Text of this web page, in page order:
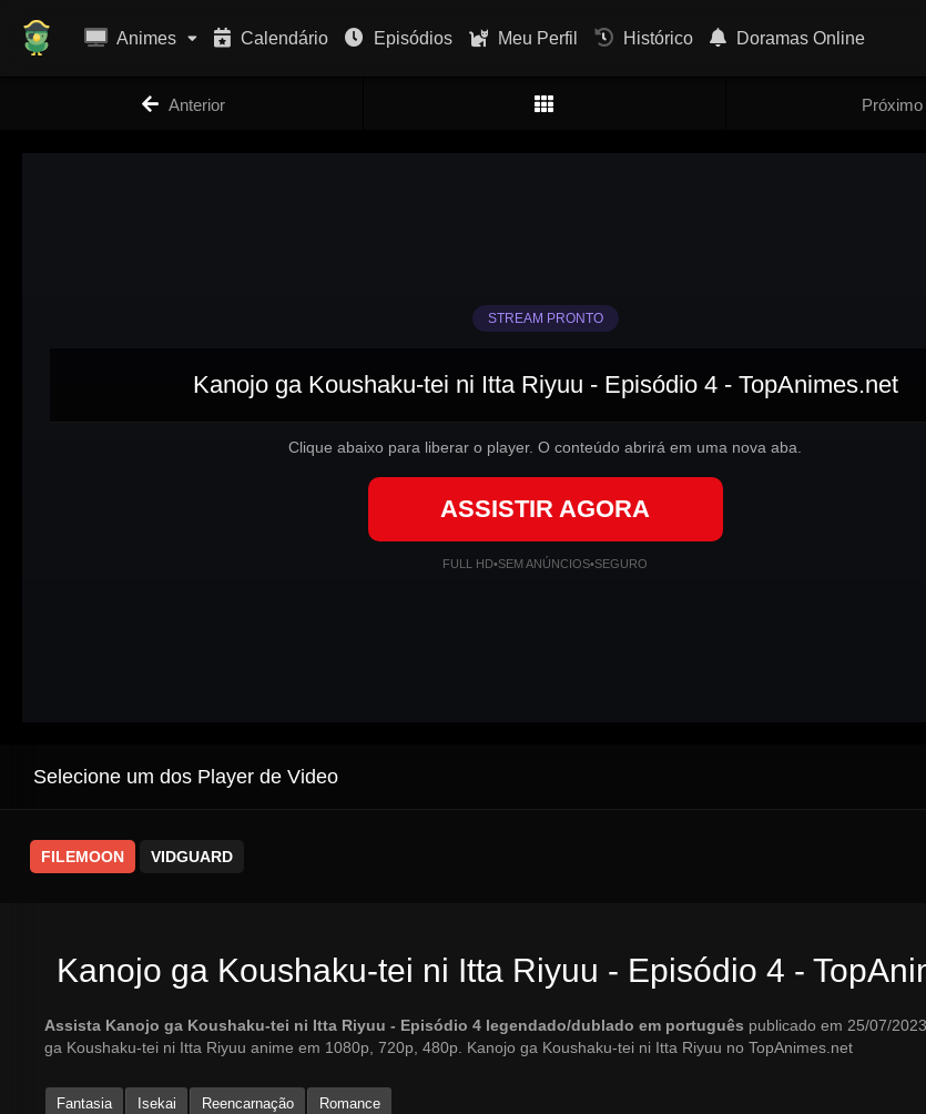
Animes Calendário Episódios Meu Perfil Histórico Doramas Online
Anterior Próximo
STREAM PRONTO
Kanojo ga Koushaku-tei ni Itta Riyuu - Episódio 4 - TopAnimes.net
Clique abaixo para liberar o player. O conteúdo abrirá em uma nova aba.
ASSISTIR AGORA
FULL HD•SEM ANÚNCIOS•SEGURO
Selecione um dos Player de Video
FILEMOON VIDGUARD
Kanojo ga Koushaku-tei ni Itta Riyuu - Episódio 4 -
Assista Kanojo ga Koushaku-tei ni Itta Riyuu - Episódio 4 legendado/dublado em português publicado em 25/07/
ga Koushaku-tei ni Itta Riyuu anime em 1080p, 720p, 480p. Kanojo ga Koushaku-tei ni Itta Riyuu no TopAnimes.net
Fantasia Isekai Reencarnação Romance